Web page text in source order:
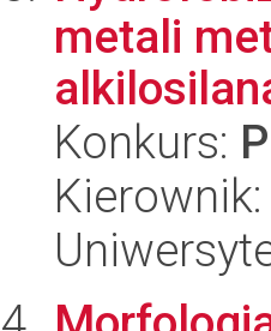
metali
Konkurs: